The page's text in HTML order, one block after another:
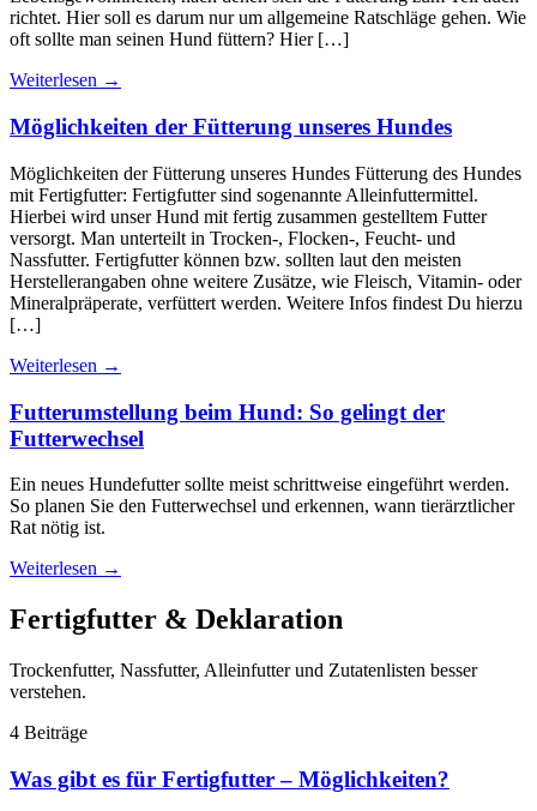
richtet. Hier soll es darum nur um allgemeine Ratschläge gehen. Wie
oft sollte man seinen Hund füttern? Hier […]
Weiterlesen →
Möglichkeiten der Fütterung unseres Hundes
Möglichkeiten der Fütterung unseres Hundes Fütterung des Hundes
mit Fertigfutter: Fertigfutter sind sogenannte Alleinfuttermittel.
Hierbei wird unser Hund mit fertig zusammen gestelltem Futter
versorgt. Man unterteilt in Trocken-, Flocken-, Feucht- und
Nassfutter. Fertigfutter können bzw. sollten laut den meisten
Herstellerangaben ohne weitere Zusätze, wie Fleisch, Vitamin- oder
Mineralpräperate, verfüttert werden. Weitere Infos findest Du hierzu
[…]
Weiterlesen →
Futterumstellung beim Hund: So gelingt der
Futterwechsel
Ein neues Hundefutter sollte meist schrittweise eingeführt werden.
So planen Sie den Futterwechsel und erkennen, wann tierärztlicher
Rat nötig ist.
Weiterlesen →
Fertigfutter & Deklaration
Trockenfutter, Nassfutter, Alleinfutter und Zutatenlisten besser
verstehen.
4 Beiträge
Was gibt es für Fertigfutter – Möglichkeiten?